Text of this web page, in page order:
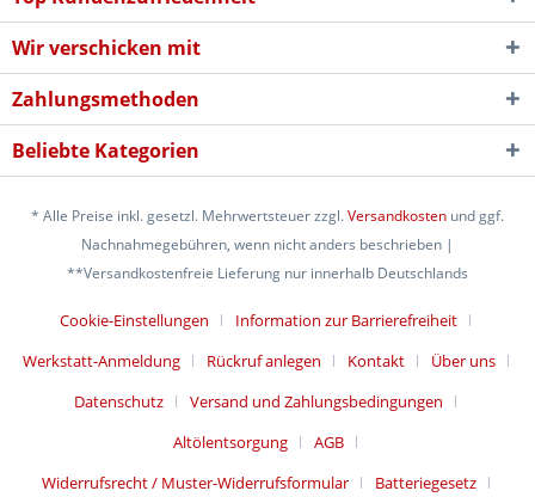
Wir verschicken mit
Zahlungsmethoden
Beliebte Kategorien
* Alle Preise inkl. gesetzl. Mehrwertsteuer zzgl.Versandkosten und ggf.
Nachnahmegebühren, wenn nicht anders beschrieben |
**Versandkostenfreie Lieferung nur innerhalb Deutschlands
Cookie-Einstellungen
Information zur Barrierefreiheit
Werkstatt-Anmeldung
Rückruf anlegen Kontakt
Über uns
Datenschutz
Versand und Zahlungsbedingungen
Altölentsorgung
AGB
Widerrufsrecht / Muster-Widerrufsformular
Batteriegesetz